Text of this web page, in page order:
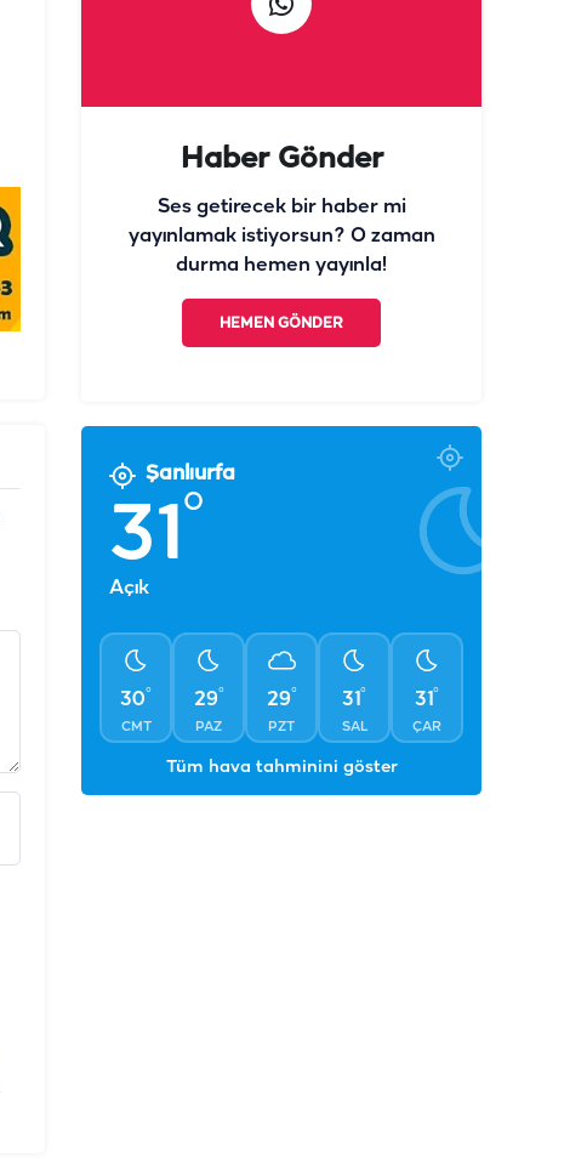
Haber Gönder
Ses getirecek bir haber mi
yayınlamak istiyorsun? O zaman
durma hemen yayınla!
HEMEN GÖNDER
Şanlıurfa
31°
Açık
30°
CMT
29°
PAZ
29°
PZT
31°
SAL
31°
ÇAR
Tüm hava tahminini göster